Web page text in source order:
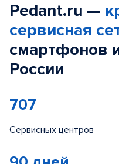
Pedant.ru —
сервисная
смартфонов
России
707
Сервисных центров